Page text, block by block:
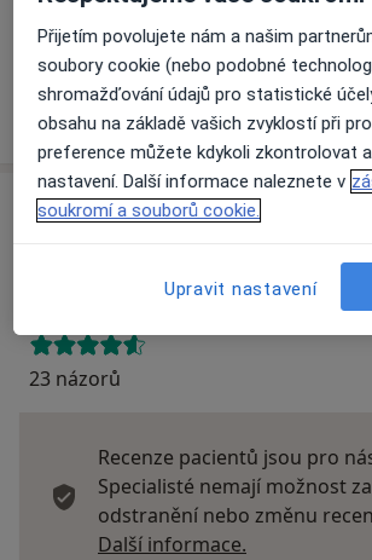
Detaily
Víceo adrese
Názory
Přidejte svůj názor
23 názorů
Recenze pacientů jsou pro
Specialisté nemají možnost
odstranění nebo změnu
Další informace.
Přijetím povolujete nám a našim
soubory cookie (nebo podobné
shromažďování údajů pro statistické
obsahu na základě vašich zvyklostí při
preference můžete kdykoli zkontrolovat
nastavení. Další informace naleznete v
soukromí a souborů cookie.
Upravit nastavení